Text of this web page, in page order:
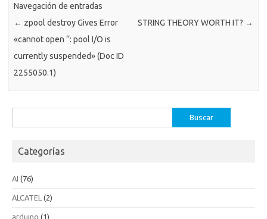
Navegación de entradas
← zpool destroy Gives Error
«cannot open ‘‘: pool I/O is
currently suspended» (Doc ID
2255050.1)
STRING THEORY WORTH IT? →
Categorías
AI (76)
ALCATEL (2)
arduino (1)